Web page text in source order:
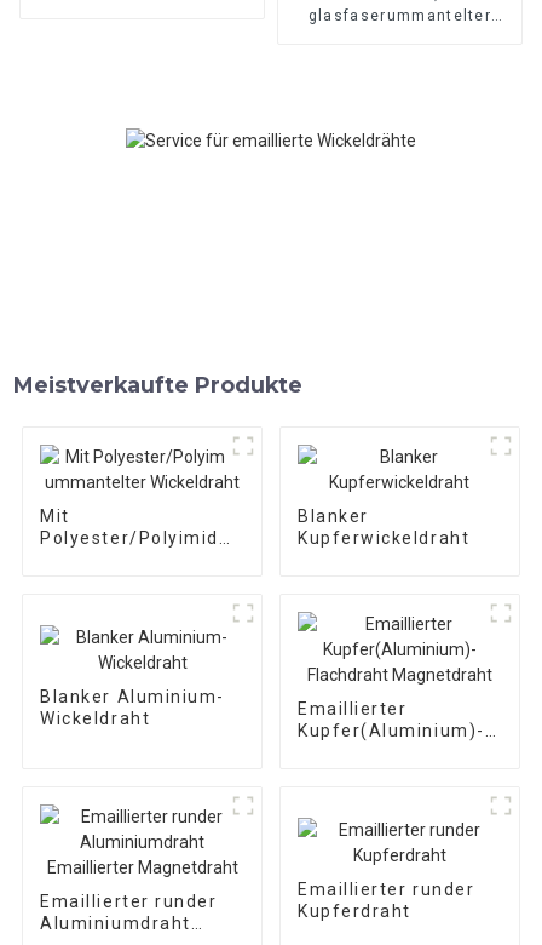
glasfaserummantelter
Meistverkaufte Produkte
Mit
Polyester/Polyimid
Blanker
Kupferwickeldraht
Blanker Aluminium-
Wickeldraht
Emaillierter
Kupfer(Aluminium)-
Emaillierter runder
Aluminiumdraht
Emaillierter runder
Kupferdraht